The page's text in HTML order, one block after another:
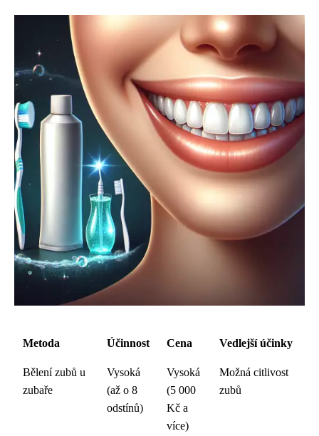
Metoda Účinnost Cena Vedlejší účinky
Bělení zubů u
zubaře
Vysoká
(až o 8
odstínů)
Vysoká
(5 000
Kč a
více)
Možná citlivost
zubů